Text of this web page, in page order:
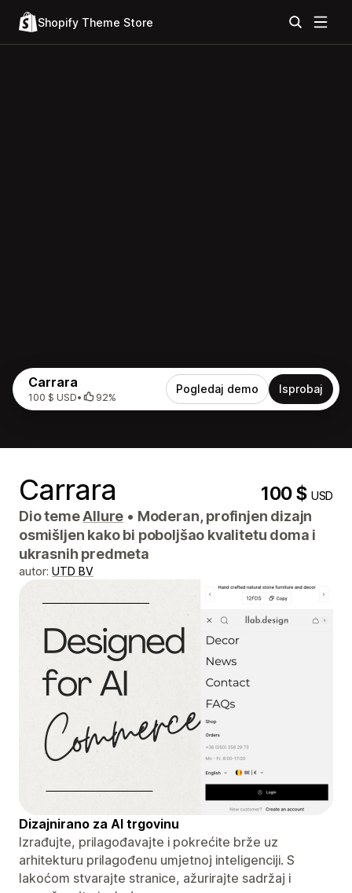
Shopify Theme Store
Carrara
100 $ USD• 92%
Pogledaj demo Isprobaj
Carrara 100 $USD
Dio temeAllure • Moderan, profinjen dizajn
osmišljen kako bi poboljšao kvalitetu doma i
ukrasnih predmeta
autor: UTD BV
Dizajnirano za AI trgovinu
Izrađujte, prilagođavajte i pokrećite brže uz
arhitekturu prilagođenu umjetnoj inteligenciji. S
lakoćom stvarajte stranice, ažurirajte sadržaj i